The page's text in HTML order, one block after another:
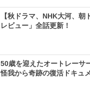
【秋ドラマ、NHK大河、朝
レビュー」全話更新！
50歳を迎えたオートレー
怪我から奇跡の復活ドキュ